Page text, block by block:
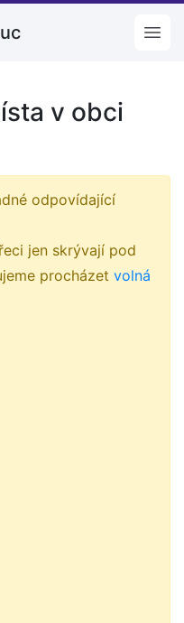
v obci
odpovídající
jen skrývají pod
procházet volná